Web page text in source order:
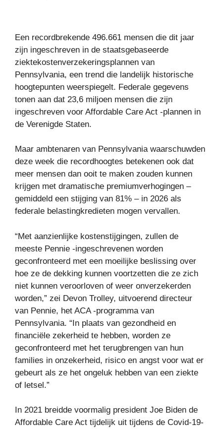
Een recordbrekende 496.661 mensen die dit jaar
zijn ingeschreven in de staatsgebaseerde
ziektekostenverzekeringsplannen van
Pennsylvania, een trend die landelijk historische
hoogtepunten weerspiegelt. Federale gegevens
tonen aan dat 23,6 miljoen mensen die zijn
ingeschreven voor Affordable Care Act -plannen in
de Verenigde Staten.
Maar ambtenaren van Pennsylvania waarschuwden
deze week die recordhoogtes betekenen ook dat
meer mensen dan ooit te maken zouden kunnen
krijgen met dramatische premiumverhogingen –
gemiddeld een stijging van 81% – in 2026 als
federale belastingkredieten mogen vervallen.
“Met aanzienlijke kostenstijgingen, zullen de
meeste Pennie -ingeschrevenen worden
geconfronteerd met een moeilijke beslissing over
hoe ze de dekking kunnen voortzetten die ze zich
niet kunnen veroorloven of weer onverzekerden
worden,” zei Devon Trolley, uitvoerend directeur
van Pennie, het ACA -programma van
Pennsylvania. “In plaats van gezondheid en
financiële zekerheid te hebben, worden ze
geconfronteerd met het terugbrengen van hun
families in onzekerheid, risico en angst voor wat er
gebeurt als ze het ongeluk hebben van een ziekte
of letsel.”
In 2021 breidde voormalig president Joe Biden de
Affordable Care Act tijdelijk uit tijdens de Covid-19-